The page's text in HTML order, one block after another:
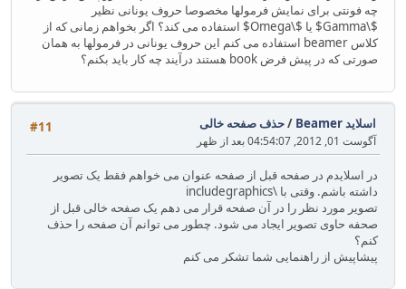
چه فونتی برای نمایش فرمولها مخصوصا حروف یونانی نظیر
$\Gamma$ یا $\Omega$ استفاده می کند؟ اگر بخواهم زمانی که از
کلاس beamer استفاده می کنم این حروف یونانی در فرمولها به همان
صورتی که در پیش فرض book هستند درآیند چه کار باید بکنم؟
#11 اسلاید Beamer /حذف صفحه خالی
آگوست 01, 2012, 04:54:07 بعد از ظهر
در اسلایدم در صفحه قبل از صفحه عنوان می خواهم فقط یک تصویر
داشته باشم. وقتی با \includegraphics
تصویر مورد نظر را در آن صفحه قرار می دهم یک صفحه خالی قبل از
صحفه حاوی تصویر ایجاد می شود. چطور می توانم آن صفحه را حذف
کنم؟
پیشاپیش از راهنمایی شما تشکر می کنم